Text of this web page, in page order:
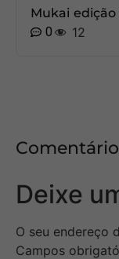
Mukai
0
12
Deixe
O seu endereço
Campos